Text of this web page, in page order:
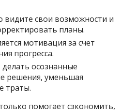
видите свои возможности и
планы.
мотивация за счет
прогресса.
делать осознанные
решения, уменьшая
траты.
помогает сэкономить,